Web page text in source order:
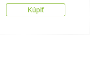
Kúpiť